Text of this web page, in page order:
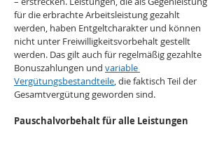
für die erbrachte Arbeitsleistung gezahlt
werden, haben Entgeltcharakter und können
nicht unter Freiwilligkeitsvorbehalt gestellt
werden. Das gilt auch für regelmäßig gezahlte
Bonuszahlungen und variable
Vergütungsbestandteile, die faktisch Teil der
Gesamtvergütung geworden sind.
Pauschalvorbehalt für alle Leistungen